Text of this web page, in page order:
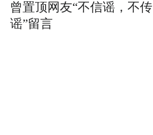
曾置顶网友“不信谣，不传
谣”留言